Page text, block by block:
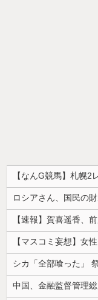
ロシアさん、国民の
【速報】賀喜遥香
シカ「全部喰った」